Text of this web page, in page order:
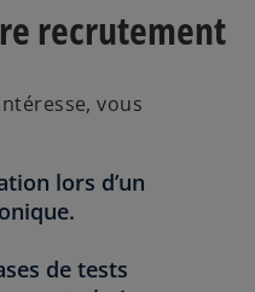
recrutement
vous
lors d’un
de tests